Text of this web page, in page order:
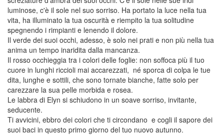
luminose, c'è il sole nel suo sorriso. Ha portato la luce nella tua
vita, ha illuminato la tua oscurità e riempito la tua solitudine
spegnendo i rimpianti e lenendo il dolore.
Il verde dei suoi occhi, adesso, è solo nei prati e non più nella tua
anima un tempo inaridita dalla mancanza.
Il rosso occhieggia tra i colori delle foglie: non soffoca più il tuo
cuore in lunghi riccioli mai accarezzati, né sporca di colpa le tue
dita, lunghe e sottili, che sono tornate bianche, fatte solo per
carezzare la sua pelle morbida e rosea.
Le labbra di Elyn si schiudono in un soave sorriso, invitante,
seducente.
Ti avvicini, ebbro dei colori che ti circondano e cogli il sapore dei
suoi baci in questo primo giorno del tuo nuovo autunno.